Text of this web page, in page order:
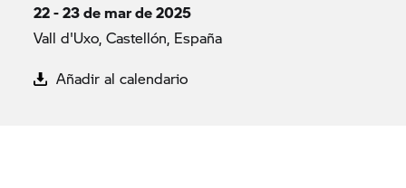
22 - 23 de mar de 2025
Vall d'Uxo, Castellón, España
Añadir al calendario